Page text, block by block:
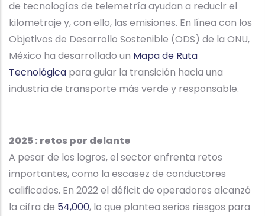
de tecnologías de telemetría ayudan a reducir el
kilometraje y, con ello, las emisiones. En línea con los
Objetivos de Desarrollo Sostenible (ODS) de la ONU,
México ha desarrollado un Mapa de Ruta
Tecnológica para guiar la transición hacia una
industria de transporte más verde y responsable.
2025 : retos por delante
A pesar de los logros, el sector enfrenta retos
importantes, como la escasez de conductores
calificados. En 2022 el déficit de operadores alcanzó
la cifra de 54,000, lo que plantea serios riesgos para